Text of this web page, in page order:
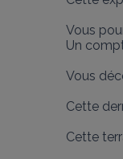
Vous
Un
Vous
Cette
Cette